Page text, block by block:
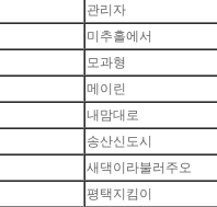
관리자
미추홀에서
모과형
메이린
내맘대로
송산신도시
새댁이라불러주오
평택지킴이